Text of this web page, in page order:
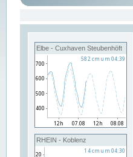
Elbe - Cuxhaven Steubenhöft
RHEIN - Koblenz